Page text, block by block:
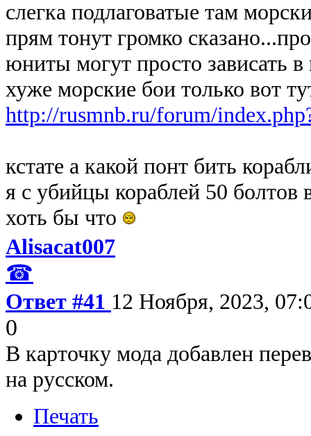
слегка подлаговатые там
прям тонут громко
юниты могут просто зависать в
хуже морские бои только вот
http://rusmnb.ru/forum/
кстате а какой понт бить
я с убийцы кораблей 50 болтов
хоть бы что
Alisacat007
☎
Ответ #41 12 Ноября, 2023,
0
В карточку мода добавлен
на русском.
Печать